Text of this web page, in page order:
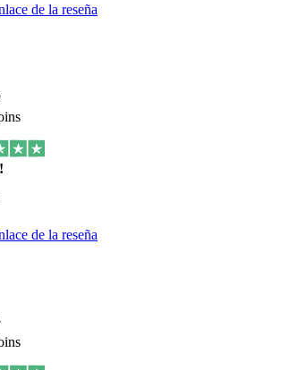
de la reseña
de la reseña